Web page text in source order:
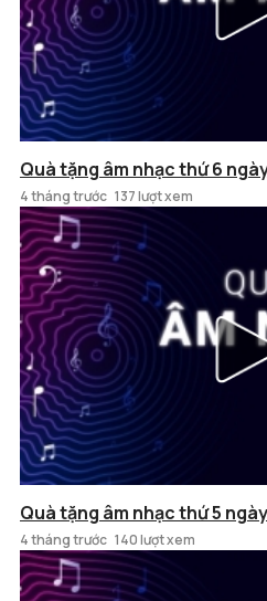
Quà tặng âm nhạc thứ 6
4 tháng trước 137 lượt xem
Quà tặng âm nhạc thứ 5
4 tháng trước 140 lượt xem